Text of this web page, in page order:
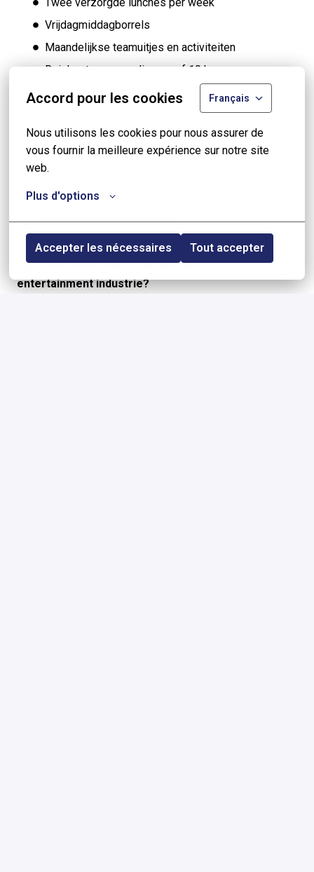
Accord pour les cookies Français
Nous utilisons les cookies pour nous assurer de
vous fournir la meilleure expérience sur notre site
web.
Plus d'options
Accepter les nécessaires Tout accepter
Vrijdagmiddagborrels
Maandelijkse teamuitjes en activiteiten
Reiskostenvergoeding vanaf 10 km
Toegang tot GoodHabitz voor jouw persoonlijke
Toegang tot OpenUp voor mentale ondersteuning
en coaching
Doorgroeimogelijkheden binnen EVENTIM
De kans om concerten, festivals en andere
Klaar om onderdeel te worden van de live
entertainment industrie?